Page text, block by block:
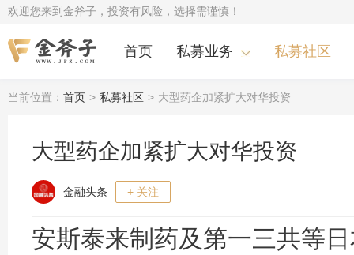
欢迎您来到金斧子，投资有风险，选择需谨慎！
首页 私募业务 私募社区
当前位置： 首页 > 私募社区 > 大型药企加紧扩大对华投资
大型药企加紧扩大对华投资
金融头条 + 关注
安斯泰来制药及第一三共等